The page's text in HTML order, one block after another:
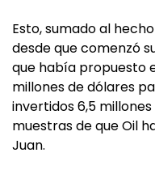
Esto, sumado al
desde que comenzó
que había propuesto
millones de dólares
invertidos 6,5
muestras de que Oil
Juan.